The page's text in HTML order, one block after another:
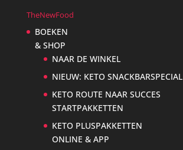
TheNewFood
BOEKEN
& SHOP
NAAR DE WINKEL
NIEUW: KETO SNACKBARSPECIAL
KETO ROUTE NAAR SUCCES
STARTPAKKETTEN
KETO PLUSPAKKETTEN
ONLINE & APP